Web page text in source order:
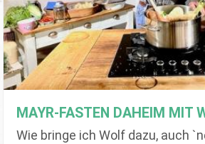
MAYR-FASTEN DAHEIM MIT
Wie bringe ich Wolf dazu, auch